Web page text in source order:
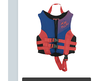
bleu marine/rouge